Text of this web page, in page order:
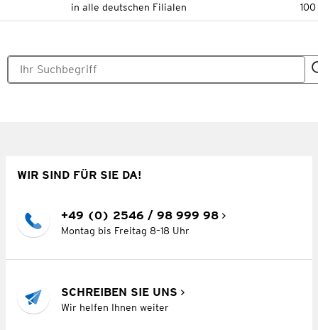
in alle deutschen Filialen
WIR SIND FÜR SIE DA!
+49 (0) 2546 / 98 999 98
Montag bis Freitag 8–18 Uhr
SCHREIBEN SIE UNS
Wir helfen Ihnen weiter